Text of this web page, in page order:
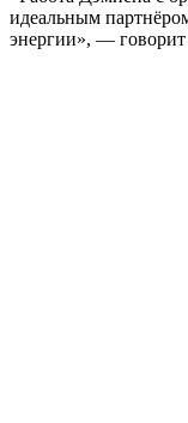
идеальным
энергии», —